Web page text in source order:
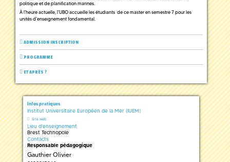
politique et de planification marines.
À l'heure actuelle, l'UBO accueille les étudiants de ce master en semestre 7 pour les
unités d'enseignement fondamental.
ADMISSION INSCRIPTION
PROGRAMME
ET APRÈS ?
Infos pratiques
Institut Universitaire Européen de la Mer (IUEM)
Site web
Lieu d'enseignement
Brest Technopole
Contacts
Responsable pédagogique
Gauthier Olivier